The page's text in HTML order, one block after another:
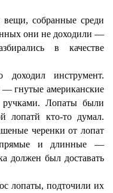
вещи, собранные среди
они не доходили —
в качестве
инструмент.
гнутые американские
Лопаты были
лопатй кто-то думал.
черенки от лопат
прямые и длинные —
должен был доставать
лопаты, подточили их